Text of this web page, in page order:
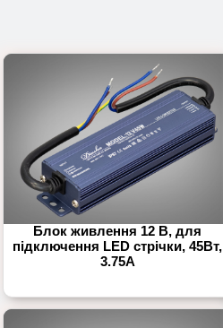
Блок живлення 12 В, для
підключення LED стрічки, 45Вт,
3.75А